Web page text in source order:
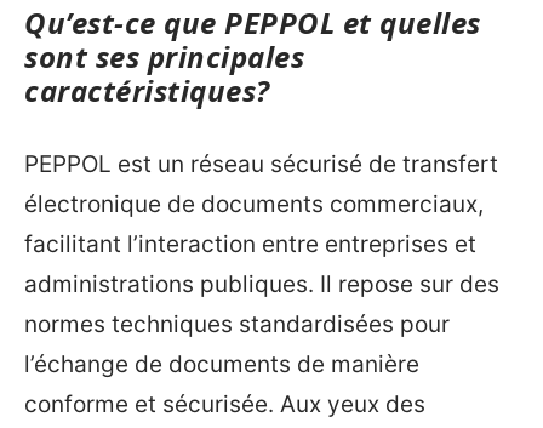
Qu’est-ce que PEPPOL et quelles
sont ses principales
caractéristiques?
PEPPOL est un réseau sécurisé de transfert
électronique de documents commerciaux,
facilitant l’interaction entre entreprises et
administrations publiques. Il repose sur des
normes techniques standardisées pour
l’échange de documents de manière
conforme et sécurisée. Aux yeux des